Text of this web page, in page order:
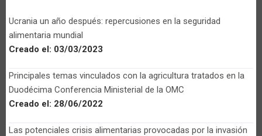
Ucrania un año después: repercusiones en la seguridad
alimentaria mundial
Creado el: 03/03/2023
Principales temas vinculados con la agricultura tratados en la
Duodécima Conferencia Ministerial de la OMC
Creado el: 28/06/2022
Las potenciales crisis alimentarias provocadas por la invasión